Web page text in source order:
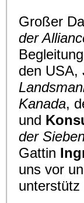
Großer
der
den USA,
Kanada,
und
der
Gattin
uns vor
unterstütz